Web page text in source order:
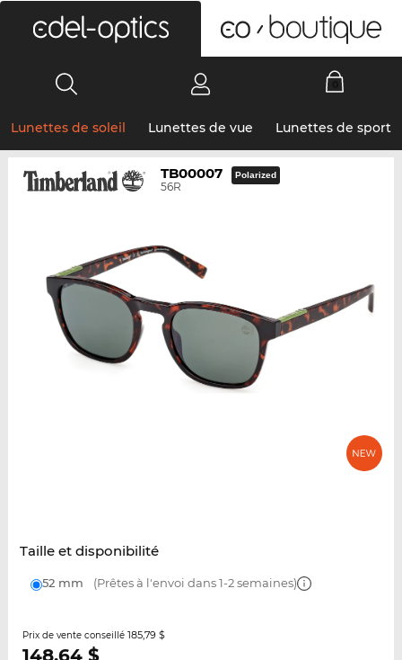
Lunettes de soleil Lunettes de vue Lunettes de sport
TB00007
56R
Polarized
Taille et disponibilité
52 mm (Prêtes à l'envoi dans 1-2 semaines)
Prix de vente conseillé 185,79 $
148,64$